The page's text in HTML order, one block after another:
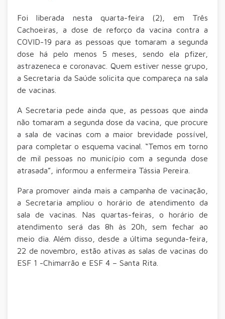
Foi liberada nesta quarta-feira (2), em Três
Cachoeiras, a dose de reforço da vacina contra a
COVID-19 para as pessoas que tomaram a segunda
dose há pelo menos 5 meses, sendo ela pfizer,
astrazeneca e coronavac. Quem estiver nesse grupo,
a Secretaria da Saúde solicita que compareça na sala
de vacinas.
A Secretaria pede ainda que, as pessoas que ainda
não tomaram a segunda dose da vacina, que procure
a sala de vacinas com a maior brevidade possível,
para completar o esquema vacinal. “Temos em torno
de mil pessoas no município com a segunda dose
atrasada”, informou a enfermeira Tássia Pereira.
Para promover ainda mais a campanha de vacinação,
a Secretaria ampliou o horário de atendimento da
sala de vacinas. Nas quartas-feiras, o horário de
atendimento será das 8h às 20h, sem fechar ao
meio dia. Além disso, desde a última segunda-feira,
22 de novembro, estão ativas as salas de vacinas do
ESF 1 -Chimarrão e ESF 4 – Santa Rita.